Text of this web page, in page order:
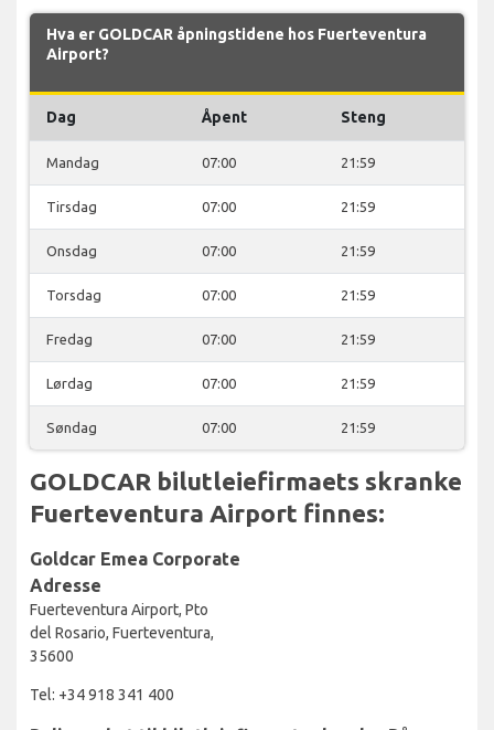
Hva er GOLDCAR åpningstidene hos Fuerteventura
Airport?
Dag Åpent Steng
Mandag 07:00 21:59
Tirsdag 07:00 21:59
Onsdag 07:00 21:59
Torsdag 07:00 21:59
Fredag 07:00 21:59
Lørdag 07:00 21:59
Søndag 07:00 21:59
GOLDCAR bilutleiefirmaets skranke
Fuerteventura Airport finnes:
Goldcar Emea Corporate
Adresse
Fuerteventura Airport, Pto
del Rosario, Fuerteventura,
35600
Tel: +34 918 341 400